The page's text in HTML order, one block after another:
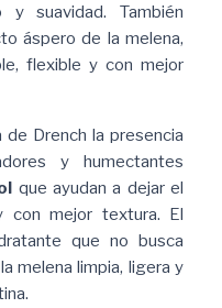
suavidad. También
áspero de la melena,
flexible y con mejor
de Drench la presencia
y humectantes
que ayudan a dejar el
con mejor textura. El
que no busca
melena limpia, ligera y